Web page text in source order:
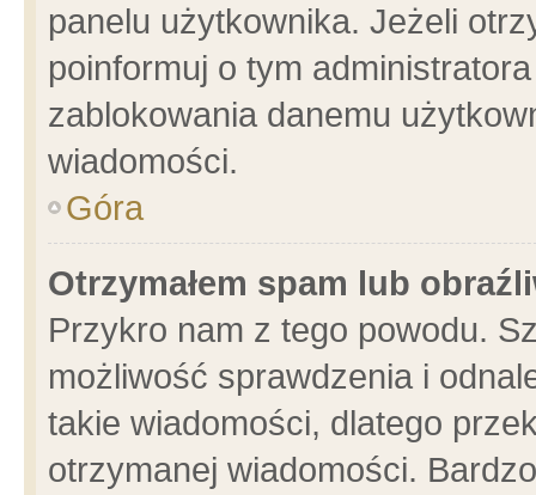
panelu użytkownika. Jeżeli
poinformuj o tym
zablokowania danemu
wiadomości.
Góra
Otrzymałem spam lub
Przykro nam z tego powodu.
możliwość sprawdzenia i
takie wiadomości, dlatego
otrzymanej wiadomości.